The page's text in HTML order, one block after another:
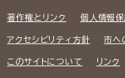
著作権とリンク 個人情報
アクセシビリティ方針 市へ
このサイトについて リンク